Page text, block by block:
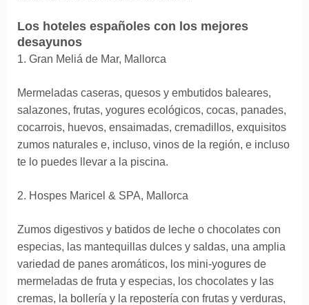
Los hoteles españoles con los mejores
desayunos
1. Gran Meliá de Mar, Mallorca
Mermeladas caseras, quesos y embutidos baleares,
salazones, frutas, yogures ecológicos, cocas, panades,
cocarrois, huevos, ensaimadas, cremadillos, exquisitos
zumos naturales e, incluso, vinos de la región, e incluso
te lo puedes llevar a la piscina.
2. Hospes Maricel & SPA, Mallorca
Zumos digestivos y batidos de leche o chocolates con
especias, las mantequillas dulces y saldas, una amplia
variedad de panes aromáticos, los mini-yogures de
mermeladas de fruta y especias, los chocolates y las
cremas, la bollería y la repostería con frutas y verduras,